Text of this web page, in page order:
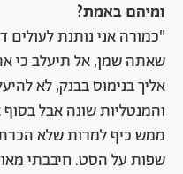
ומיהם באמת?
"כמורה אני נותנת
שאתה שמן, אל תיעלב כי
אליך בנימוס בבנק, לא
והמנטליות שונה אבל
ממש כיף למרות שלא
שפות על הסט. חיבבתי